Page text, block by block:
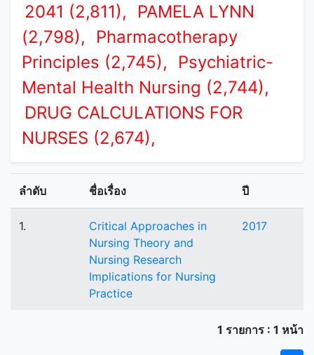
2041 (2,811),
PAMELA LYNN
(2,798),
Pharmacotherapy
Principles (2,745),
Psychiatric-
Mental Health Nursing (2,744),
DRUG CALCULATIONS FOR
NURSES (2,674),
ลำดับ ชื่อเรื่อง ปี
1.
Critical Approaches in
Nursing Theory and
Nursing Research
Implications for Nursing
Practice
2017
1 รายการ : 1 หน้า